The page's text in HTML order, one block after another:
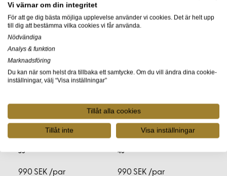
medarbetare finns tillgängliga för att svara på dina
frågor och hjälpa dig att välja rätt material och verktyg
Vanliga frågor (FAQ)
skosömnad?
Det beror på vilken typ av sko du vill tillverka. För
vikingaskor används ofta vegetabiliskt garvat läder,
medan renässansskor kan kräva tunnare och mer
39
990 SEK /par
40
990 SEK /par
Vi värnar om din integritet
För att ge dig bästa möjliga upplevelse använder vi cookies. Det är helt upp
till dig att bestämma vilka cookies vi får använda.
Nödvändiga
Analys & funktion
Marknadsföring
Du kan när som helst dra tillbaka ett samtycke. Om du vill ändra dina cookie-
inställningar, välj “Visa inställningar”
Tillåt alla cookies
Tillåt inte Visa inställningar